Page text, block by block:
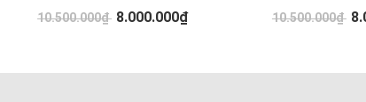
10.500.000₫ 8.000.000₫
10.500.000₫